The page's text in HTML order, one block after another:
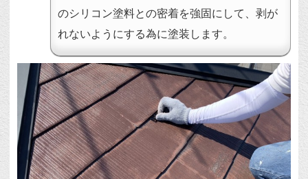
のシリコン塗料との密着を強固にして、剥が
れないようにする為に塗装します。